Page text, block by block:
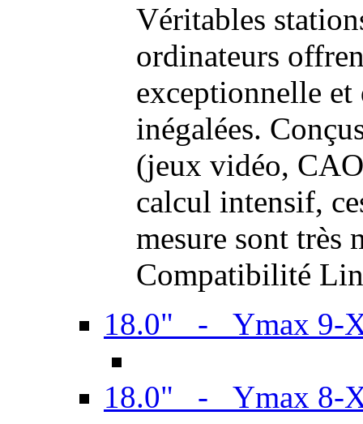
Véritables
ordinateurs
exceptionnelle et
inégalées.
(jeux vidéo,
calcul intensif,
mesure sont très
Compatibilité
18.0" - Ymax 9-
18.0" - Ymax 8-